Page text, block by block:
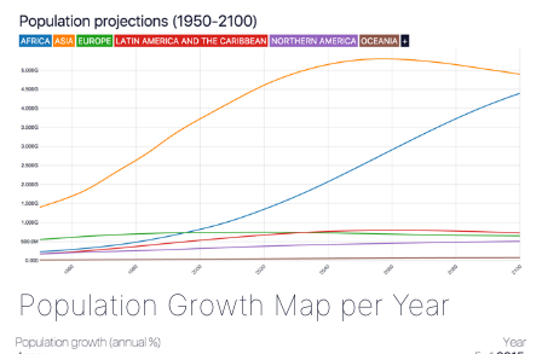
Population Growth Map per Year